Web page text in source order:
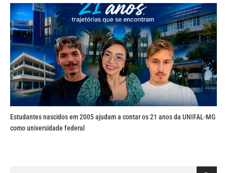
Estudantes nascidos em 2005 ajudam a contar os 21 anos da UNIFAL-MG
como universidade federal